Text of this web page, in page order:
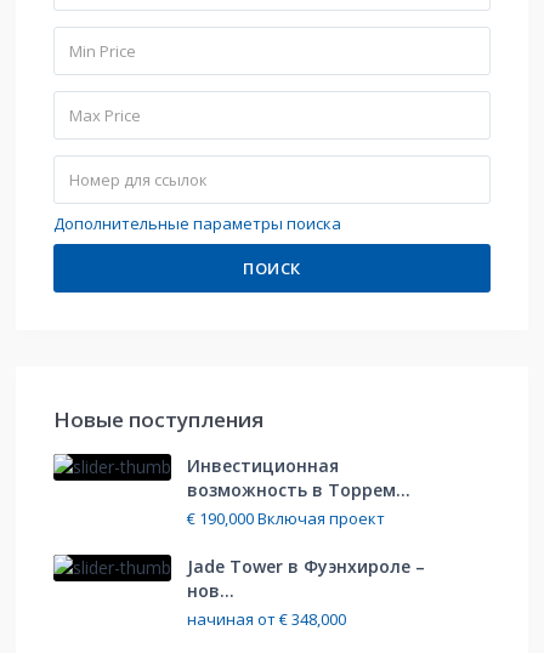
Дополнительные параметры поиска
ПОИСК
Hовые поступления
Инвестиционная
возможность в Торрем...
€ 190,000Включая проект
Jade Tower в Фуэнхироле –
нов...
начиная от€ 348,000